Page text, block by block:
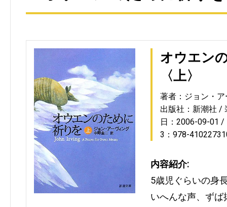
オウエン
〈上〉
著者：ジョン・
出版社：新潮社
日：2006-09-01
3：978-
内容紹介:
5歳児ぐらいの身
いへんな声、ず